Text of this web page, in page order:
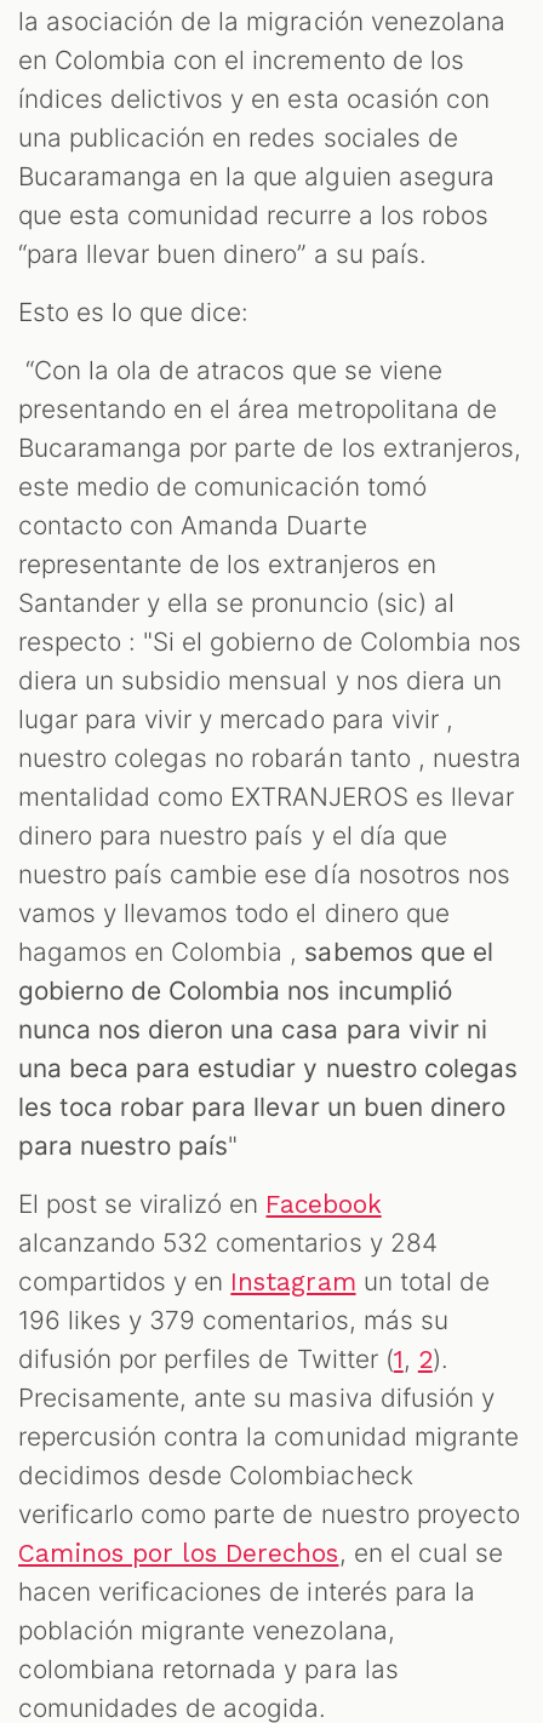
la asociación de la migración venezolana
en Colombia con el incremento de los
índices delictivos y en esta ocasión con
una publicación en redes sociales de
Bucaramanga en la que alguien asegura
que esta comunidad recurre a los robos
“para llevar buen dinero” a su país.
Esto es lo que dice:
“Con la ola de atracos que se viene
presentando en el área metropolitana de
Bucaramanga por parte de los extranjeros,
este medio de comunicación tomó
contacto con Amanda Duarte
representante de los extranjeros en
Santander y ella se pronuncio (sic) al
respecto : "Si el gobierno de Colombia nos
diera un subsidio mensual y nos diera un
lugar para vivir y mercado para vivir ,
nuestro colegas no robarán tanto , nuestra
mentalidad como EXTRANJEROS es llevar
dinero para nuestro país y el día que
nuestro país cambie ese día nosotros nos
vamos y llevamos todo el dinero que
hagamos en Colombia , sabemos que el
gobierno de Colombia nos incumplió
nunca nos dieron una casa para vivir ni
una beca para estudiar y nuestro colegas
les toca robar para llevar un buen dinero
para nuestro país"
El post se viralizó en Facebook
alcanzando 532 comentarios y 284
compartidos y en Instagram un total de
196 likes y 379 comentarios, más su
difusión por perfiles de Twitter (1, 2).
Precisamente, ante su masiva difusión y
repercusión contra la comunidad migrante
decidimos desde Colombiacheck
verificarlo como parte de nuestro proyecto
Caminos por los Derechos, en el cual se
hacen verificaciones de interés para la
población migrante venezolana,
colombiana retornada y para las
comunidades de acogida.